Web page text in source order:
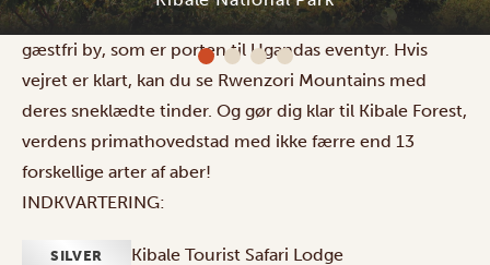
Kibale Tourist Safari Lodge
fascinerende kratersøer mod Fort Portal – en venlig og
gæstfri by, som er porten til Ugandas eventyr. Hvis
vejret er klart, kan du se Rwenzori Mountains med
deres sneklædte tinder. Og gør dig klar til Kibale Forest,
verdens primathovedstad med ikke færre end 13
forskellige arter af aber!
INDKVARTERING:
SILVER Kibale Tourist Safari Lodge